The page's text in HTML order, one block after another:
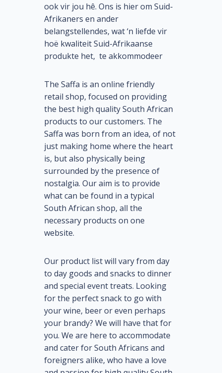
ook vir jou hê. Ons is hier om Suid-
Afrikaners en ander
belangstellendes, wat ‘n liefde vir
hoë kwaliteit Suid-Afrikaanse
produkte het, te akkommodeer
The Saffa is an online friendly
retail shop, focused on providing
the best high quality South African
products to our customers. The
Saffa was born from an idea, of not
just making home where the heart
is, but also physically being
surrounded by the presence of
nostalgia. Our aim is to provide
what can be found in a typical
South African shop, all the
necessary products on one
website.
Our product list will vary from day
to day goods and snacks to dinner
and special event treats. Looking
for the perfect snack to go with
your wine, beer or even perhaps
your brandy? We will have that for
you. We are here to accommodate
and cater for South Africans and
foreigners alike, who have a love